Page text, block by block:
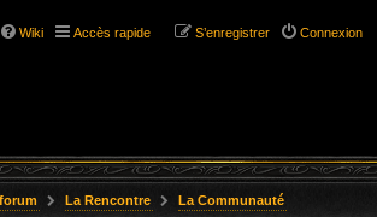
Wiki Accès rapide Connexion
S’enregistrer
La Rencontre La Communauté